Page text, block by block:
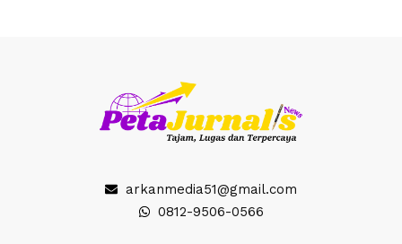
arkanmedia51@gmail.com
0812-9506-0566